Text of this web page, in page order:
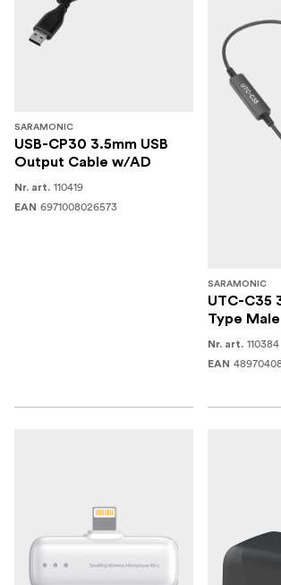
SARAMONIC
USB-CP30 3.5mm USB
Output Cable w/AD
Nr. art. 110419
EAN 6971008026573
SARAMONIC
UTC-C35
Type
Nr. art. 110384
EAN